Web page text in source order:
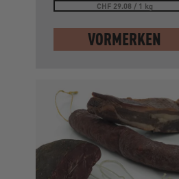
CHF 29.08 / 1 kg
VORMERKEN